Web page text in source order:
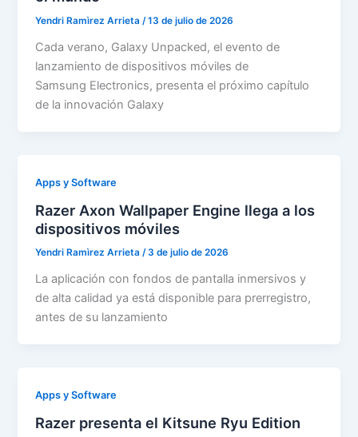
Yendri Ramìrez Arrieta/13 de julio de 2026
Cada verano, Galaxy Unpacked, el evento de
lanzamiento de dispositivos móviles de
Samsung Electronics, presenta el próximo capítulo
de la innovación Galaxy
Apps y Software
Razer Axon Wallpaper Engine llega a los
dispositivos móviles
Yendri Ramìrez Arrieta/3 de julio de 2026
La aplicación con fondos de pantalla inmersivos y
de alta calidad ya está disponible para prerregistro,
antes de su lanzamiento
Apps y Software
Razer presenta el Kitsune Ryu Edition